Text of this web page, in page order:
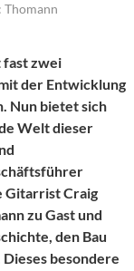
Thomann
zwei
der Entwicklung
Nun bietet sich
Welt dieser
Gitarrist Craig
zu Gast und
den Bau
besondere